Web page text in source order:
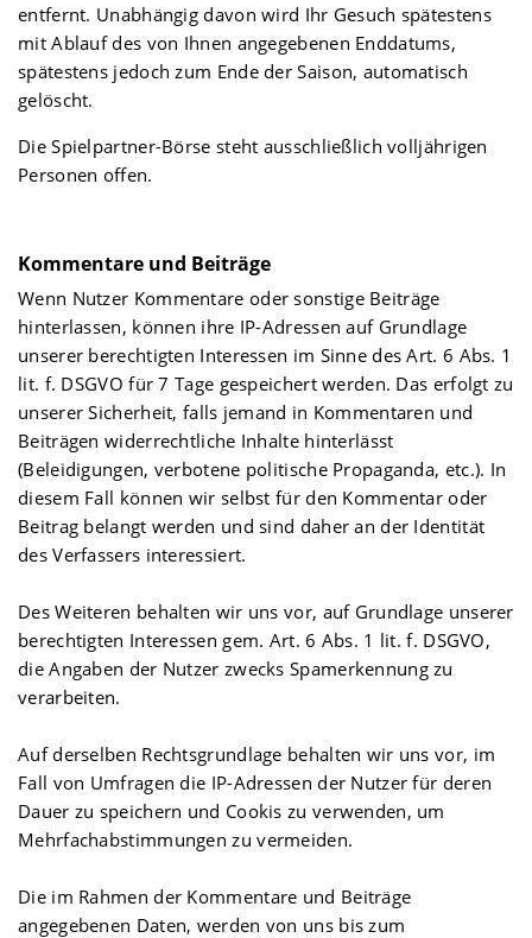
entfernt. Unabhängig davon wird Ihr Gesuch spätestens
mit Ablauf des von Ihnen angegebenen Enddatums,
spätestens jedoch zum Ende der Saison, automatisch
gelöscht.
Die Spielpartner-Börse steht ausschließlich volljährigen
Personen offen.
Kommentare und Beiträge
Wenn Nutzer Kommentare oder sonstige Beiträge
hinterlassen, können ihre IP-Adressen auf Grundlage
unserer berechtigten Interessen im Sinne des Art. 6 Abs. 1
lit. f. DSGVO für 7 Tage gespeichert werden. Das erfolgt zu
unserer Sicherheit, falls jemand in Kommentaren und
Beiträgen widerrechtliche Inhalte hinterlässt
(Beleidigungen, verbotene politische Propaganda, etc.). In
diesem Fall können wir selbst für den Kommentar oder
Beitrag belangt werden und sind daher an der Identität
des Verfassers interessiert.
Des Weiteren behalten wir uns vor, auf Grundlage unserer
berechtigten Interessen gem. Art. 6 Abs. 1 lit. f. DSGVO,
die Angaben der Nutzer zwecks Spamerkennung zu
verarbeiten.
Auf derselben Rechtsgrundlage behalten wir uns vor, im
Fall von Umfragen die IP-Adressen der Nutzer für deren
Dauer zu speichern und Cookis zu verwenden, um
Mehrfachabstimmungen zu vermeiden.
Die im Rahmen der Kommentare und Beiträge
angegebenen Daten, werden von uns bis zum